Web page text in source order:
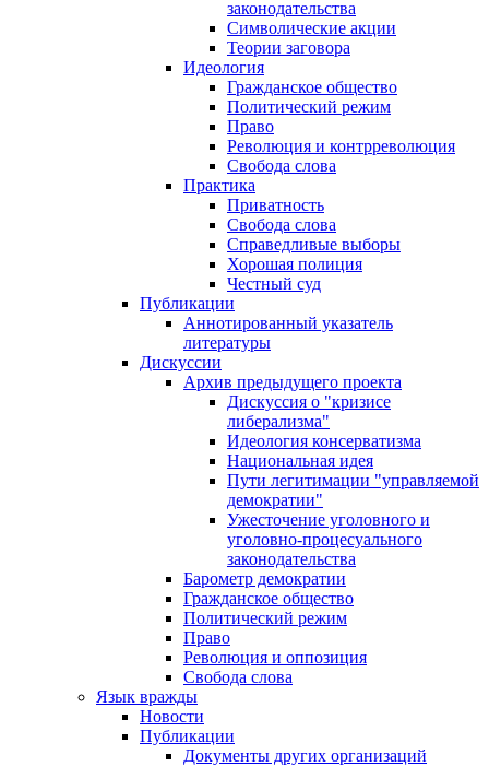
законодательства
Символические акции
Теории заговора
Идеология
Гражданское общество
Политический режим
Право
Революция и контрреволюция
Свобода слова
Практика
Приватность
Свобода слова
Справедливые выборы
Хорошая полиция
Честный суд
Публикации
Аннотированный указатель
литературы
Дискуссии
Архив предыдущего проекта
Дискуссия о "кризисе
либерализма"
Идеология консерватизма
Национальная идея
Пути легитимации "управляемой
демократии"
Ужесточение уголовного и
уголовно-процесуального
законодательства
Барометр демократии
Гражданское общество
Политический режим
Право
Революция и оппозиция
Свобода слова
Язык вражды
Новости
Публикации
Документы других организаций